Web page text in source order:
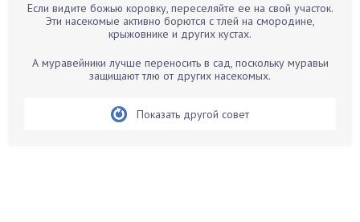
Бархатцы
Белые грибы
Если видите божью коровку, переселяйте ее на свой участок.
Эти насекомые активно борются с тлей на смородине,
крыжовнике и других кустах.
А муравейники лучше переносить в сад, поскольку муравьи
защищают тлю от других насекомых.
Показать другой совет